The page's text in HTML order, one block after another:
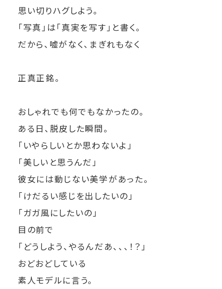
思い切りハグしよう。
「写真」は「真実を写す」と書く。
だから、嘘がなく、まぎれもなく
正真正銘。
おしゃれでも何でもなかったの。
ある日、脱皮した瞬間。
「いやらしいとか思わないよ」
「美しいと思うんだ」
彼女には動じない美学があった。
「けだるい感じを出したいの」
「ガガ風にしたいの」
目の前で
「どうしよう、やるんだあ、、、！？」
おどおどしている
素人モデルに言う。